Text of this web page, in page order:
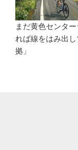
まだ黄色センタ
れば線をはみ出
拠」